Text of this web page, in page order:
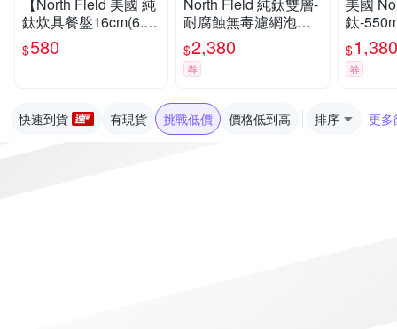
【North Field 美國 純
鈦炊具餐盤16cm(6.25
吋)】CNDTK200929/
登山/露營
$580
North Field 純鈦雙層-
耐腐蝕無毒濾網泡茶
具+鈦杯x2_套裝組
$2,380
券
美國
鈦-
毒保
杯_TK-
$1,380
券
快速到貨 有現貨 挑戰低價 價格低到高 排序 更多